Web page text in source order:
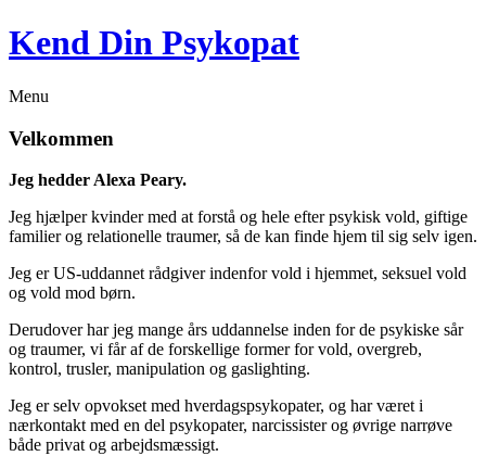
Kend Din Psykopat
Menu
Velkommen
Jeg hedder Alexa Peary.
Jeg hjælper kvinder med at forstå og hele efter psykisk vold, giftige
familier og relationelle traumer, så de kan finde hjem til sig selv igen.
Jeg er US-uddannet rådgiver indenfor vold i hjemmet, seksuel vold
og vold mod børn.
Derudover har jeg mange års uddannelse inden for de psykiske sår
og traumer, vi får af de forskellige former for vold, overgreb,
kontrol, trusler, manipulation og gaslighting.
Jeg er selv opvokset med hverdagspsykopater, og har været i
nærkontakt med en del psykopater, narcissister og øvrige narrøve
både privat og arbejdsmæssigt.